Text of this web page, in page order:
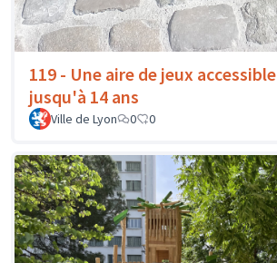
119 - Une aire de jeux accessible
jusqu'à 14 ans
Ville de Lyon 0 0